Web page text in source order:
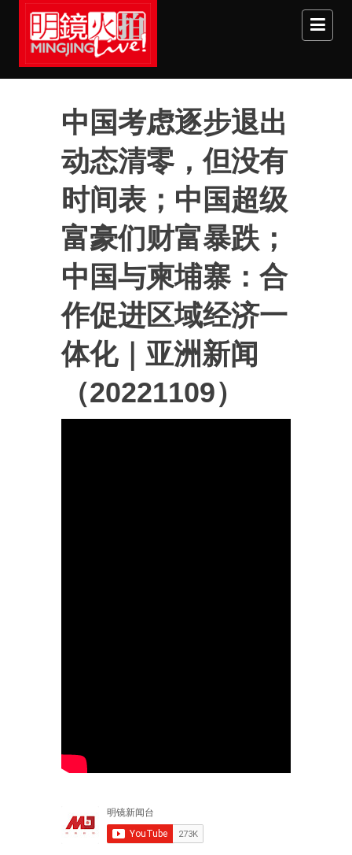
Skip to main content
中国考虑逐步退出
动态清零，但没有
时间表；中国超级
富豪们财富暴跌；
中国与柬埔寨：合
作促进区域经济一
体化｜亚洲新闻
（20221109）